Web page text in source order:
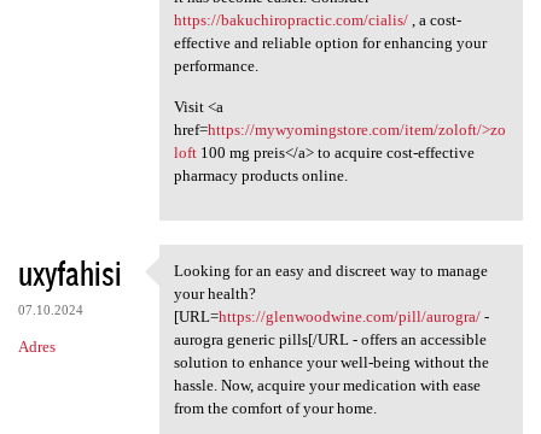
https://bakuchiropractic.com/cialis/, a cost-
effective and reliable option for enhancing your
performance.
Visit <a
href=https://mywyomingstore.com/item/zoloft/>zo
loft100 mg preis</a> to acquire cost-effective
pharmacy products online.
uxyfahisi
07.10.2024
Adres
Looking for an easy and
Looking for an easy and discreet way to manage
your health?
[URL=https://glenwoodwine.com/pill/aurogra/-
aurogra generic pills[/URL - offers an accessible
solution to enhance your well-being without the
hassle. Now, acquire your medication with ease
from the comfort of your home.